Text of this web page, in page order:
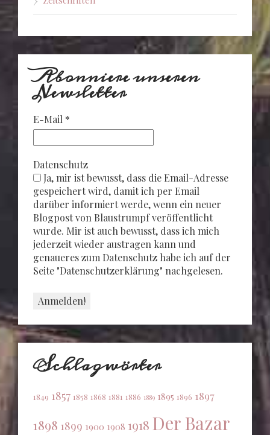
Abonniere unseren
Newsletter
E-Mail *
Datenschutz
Ja, mir ist bewusst, dass die Email-Adresse
gespeichert wird, damit ich per Email
darüber informiert werde, wenn ein neuer
Blogpost von Blaustrumpf veröffentlicht
wurde. Mir ist auch bewusst, dass ich mich
jederzeit wieder austragen kann und
genaueres zum Datenschutz habe ich auf der
Seite "Datenschutzerklärung" nachgelesen.
Schlagwörter
1849 1857 1858 1868 1881 1886 1889 1895 1896 1897
1898 1899 1900 1908 1918 Der Bazar